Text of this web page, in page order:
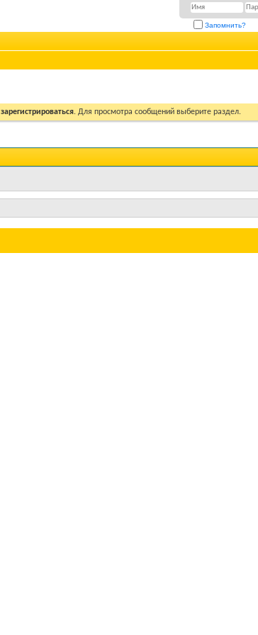
Запомнить?
зарегистрироваться. Для просмотра сообщений выберите раздел.